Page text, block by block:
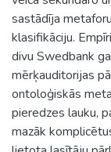
sastādīja
klasifikāciju.
divu Swedbank
mērķauditorijas
ontoloģiskās
pieredzes lauku,
mazāk